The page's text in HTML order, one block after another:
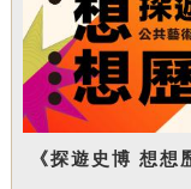
《探遊史博 想